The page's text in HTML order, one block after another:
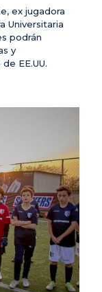
ex jugadora
Universitaria
podrán
y
EE.UU.